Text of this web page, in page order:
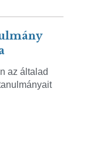
az általad